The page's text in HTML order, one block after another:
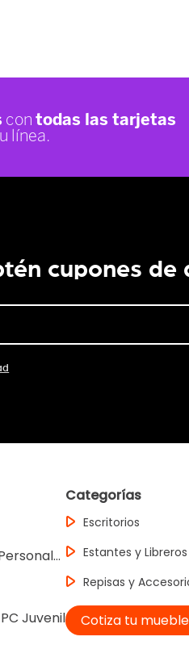
cupones de
Juvenil
Categorías
Escritorios
Estantes y Libreros
Repisas y
Cotiza tu